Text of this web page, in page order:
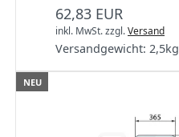
62,83 EUR
inkl. MwSt.zzgl.Versand
Versandgewicht: 2,5kg
NEU